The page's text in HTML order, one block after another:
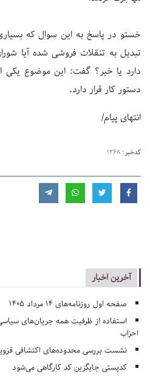
خستو در پاسخ به این سوال که
تبدیل به تنقلات فروشی شده آیا
دارد یا خیر؟ گفت: این موضوع
دستور کار قرار دارد.
انتهای پیام/
کدخبر: 1268
آخرین اخبار
صفحه اول روزنامه‌های 14 مرداد 1405
استفاده از ظرفیت همه جریان‌های
احزاب
نشست بررسی محدوده‌های اکتشافی
کدپستی جایگزین کد کارگاهی می‌شود